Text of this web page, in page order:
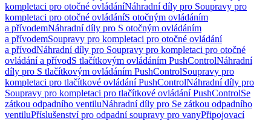
kompletaci pro otočné ovládáníNáhradní díly pro Soupravy pro
kompletaci pro otočné ovládáníS otočným ovládáním
a přívodemNáhradní díly pro S otočným ovládáním
a přívodemSoupravy pro kompletaci pro otočné ovládání
a přívodNáhradní díly pro Soupravy pro kompletaci pro otočné
ovládání a přívodS tlačítkovým ovládáním PushControlNáhradní
díly pro S tlačítkovým ovládáním PushControlSoupravy pro
kompletaci pro tlačítkové ovládání PushControlNáhradní díly pro
Soupravy pro kompletaci pro tlačítkové ovládání PushControlSe
zátkou odpadního ventiluNáhradní díly pro Se zátkou odpadního
ventiluPříslušenství pro odpadní soupravy pro vanyPřipojovací